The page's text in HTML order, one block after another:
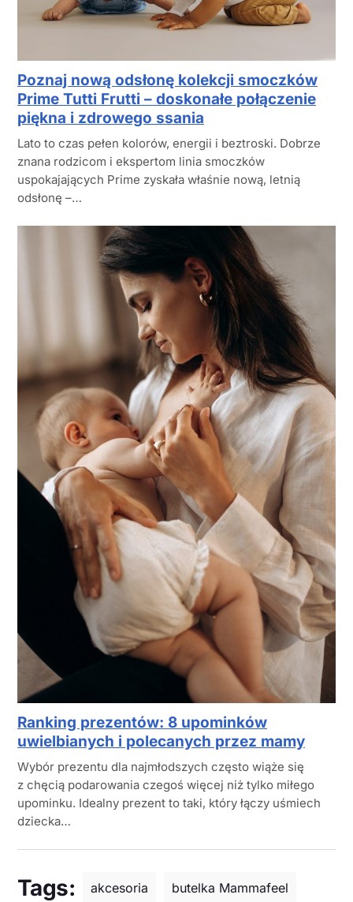
Poznaj nową odsłonę kolekcji smoczków
Prime Tutti Frutti – doskonałe połączenie
piękna i zdrowego ssania
Lato to czas pełen kolorów, energii i beztroski. Dobrze
znana rodzicom i ekspertom linia smoczków
uspokajających Prime zyskała właśnie nową, letnią
odsłonę –…
Ranking prezentów: 8 upominków
uwielbianych i polecanych przez mamy
Wybór prezentu dla najmłodszych często wiąże się
z chęcią podarowania czegoś więcej niż tylko miłego
upominku. Idealny prezent to taki, który łączy uśmiech
dziecka…
Tags: akcesoria
butelka Mammafeel